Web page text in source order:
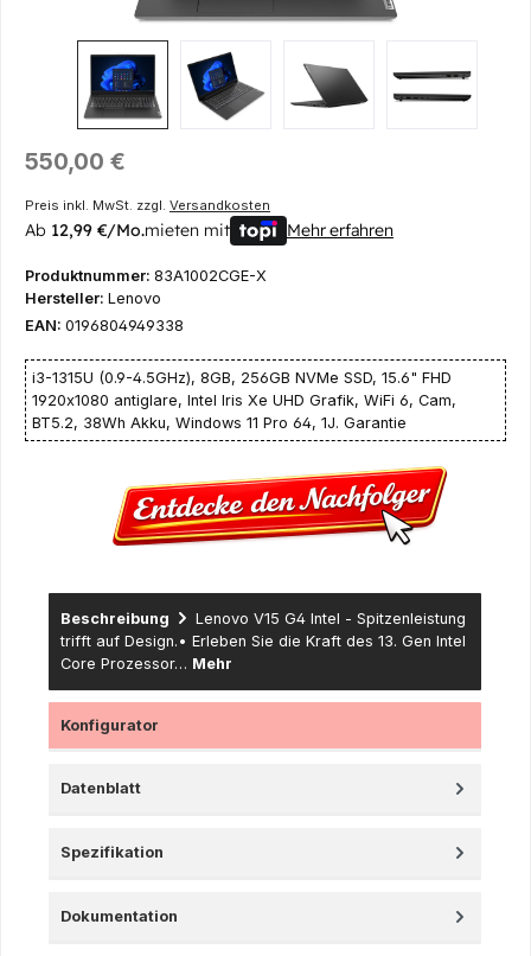
Regulärer Preis:
550,00 €
Preis inkl. MwSt. zzgl. Versandkosten
Ab 12,99 €/Mo.mieten mit Mehr erfahren
Produktnummer: 83A1002CGE-X
Hersteller: Lenovo
EAN: 0196804949338
i3-1315U (0.9-4.5GHz), 8GB, 256GB NVMe SSD, 15.6" FHD
1920x1080 antiglare, Intel Iris Xe UHD Grafik, WiFi 6, Cam,
BT5.2, 38Wh Akku, Windows 11 Pro 64, 1J. Garantie
Beschreibung
Lenovo V15 G4 Intel - Spitzenleistung
trifft auf Design.• Erleben Sie die Kraft des 13. Gen Intel
Core Prozessor… Mehr
Konfigurator
Datenblatt
Spezifikation
Dokumentation